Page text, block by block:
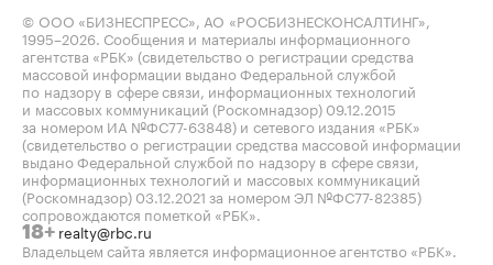
© ООО «БИЗНЕСПРЕСС», АО «РОСБИЗНЕСКОНСАЛТИНГ»,
1995–2026 . Сообщения и материалы информационного
агентства «РБК» (свидетельство о регистрации средства
массовой информации выдано Федеральной службой
по надзору в сфере связи, информационных технологий
и массовых коммуникаций (Роскомнадзор) 09.12.2015
за номером ИА №ФС77-63848) и сетевого издания «РБК»
(свидетельство о регистрации средства массовой информации
выдано Федеральной службой по надзору в сфере связи,
информационных технологий и массовых коммуникаций
(Роскомнадзор) 03.12.2021 за номером ЭЛ №ФС77-82385)
сопровождаются пометкой «РБК».
18+ realty@rbc.ru
Владельцем сайта является информационное агентство «РБК».